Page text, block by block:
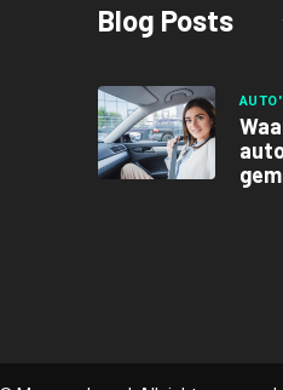
Blog Posts